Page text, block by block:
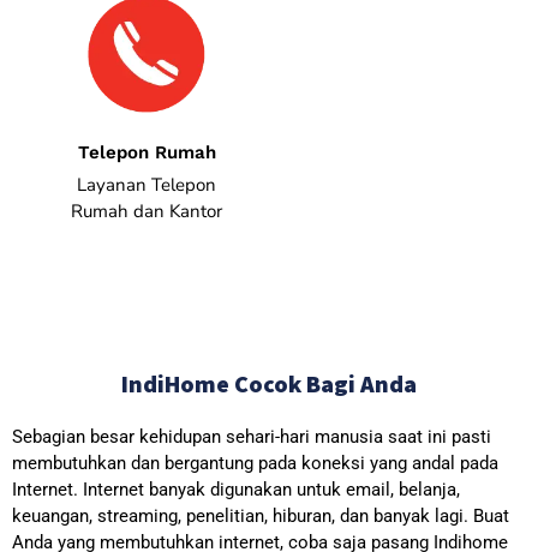
Telepon Rumah
Layanan Telepon
Rumah dan Kantor
IndiHome Cocok Bagi Anda
Sebagian besar kehidupan sehari-hari manusia saat ini pasti
membutuhkan dan bergantung pada koneksi yang andal pada
Internet. Internet banyak digunakan untuk email, belanja,
keuangan, streaming, penelitian, hiburan, dan banyak lagi. Buat
Anda yang membutuhkan internet, coba saja pasang Indihome